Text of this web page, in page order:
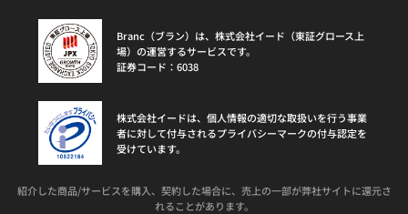
Branc（ブラン）は、株式会社イード（東証グロース上
場）の運営するサービスです。
証券コード：6038
株式会社イードは、個人情報の適切な取扱いを行う事業
者に対して付与されるプライバシーマークの付与認定を
受けています。
紹介した商品/サービスを購入、契約した場合に、売上の一部が弊社サイトに還元さ
れることがあります。